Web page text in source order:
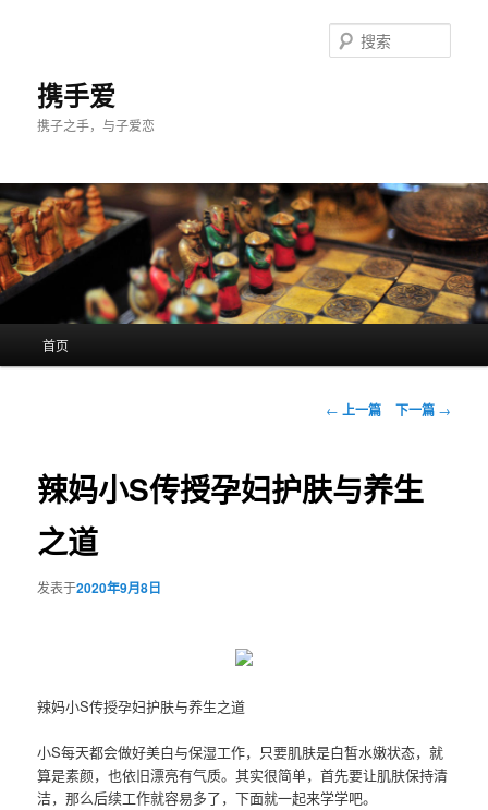
携手爱
携子之手，与子爱恋
索
首页
文
航
← 上一篇 下一篇 →
辣妈小S传授孕妇护肤与养生
之道
发表于2020年9月8日
辣妈小S传授孕妇护肤与养生之道
小S每天都会做好美白与保湿工作，只要肌肤是白皙水嫩状态，就
算是素颜，也依旧漂亮有气质。其实很简单，首先要让肌肤保持清
洁，那么后续工作就容易多了，下面就一起来学学吧。